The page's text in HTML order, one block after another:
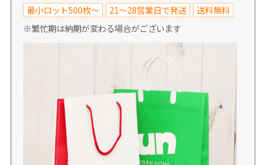
最小ロット500枚～ 21～28営業日で発送
送料無料
※繁忙期は納期が変わる場合がございます